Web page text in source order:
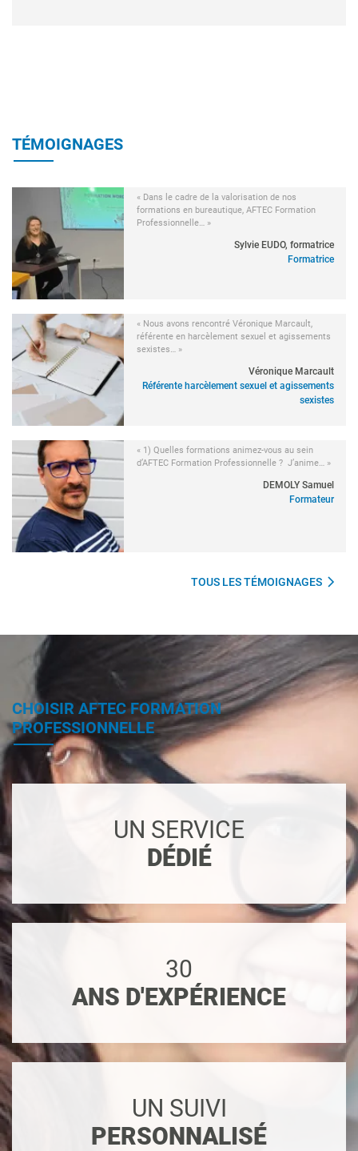
TÉMOIGNAGES
« Dans le cadre de la valorisation de nos
formations en bureautique, AFTEC Formation
Professionnelle… »
Sylvie EUDO, formatrice
Formatrice
« Nous avons rencontré Véronique Marcault,
référente en harcèlement sexuel et agissements
sexistes… »
Véronique Marcault
Référente harcèlement sexuel et agissements
sexistes
« 1) Quelles formations animez-vous au sein
d’AFTEC Formation Professionnelle ? J’anime… »
DEMOLY Samuel
Formateur
TOUS LES TÉMOIGNAGES
CHOISIR AFTEC FORMATION
PROFESSIONNELLE
UN SERVICE
DÉDIÉ
30
ANS D'EXPÉRIENCE
UN SUIVI
PERSONNALISÉ